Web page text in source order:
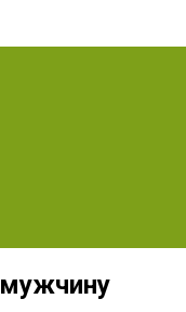
мужчину